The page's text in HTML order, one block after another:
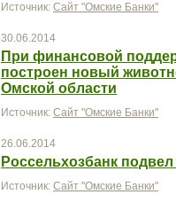
Источник: Сайт "Омские Банки"
30.06.2014
При финансовой
построен новый
Омской области
Источник: Сайт "Омские Банки"
26.06.2014
Россельхозбанк
Источник: Сайт "Омские Банки"